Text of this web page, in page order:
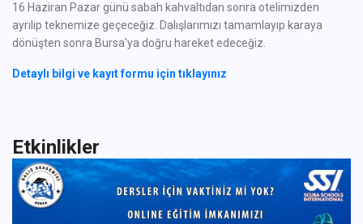
16 Haziran Pazar günü sabah kahvaltıdan sonra otelimizden
ayrılıp teknemize geçeceğiz. Dalışlarımızı tamamlayıp karaya
dönüşten sonra Bursa'ya doğru hareket edeceğiz.
Detaylı bilgi ve kayıt formu için tıklayınız
Etkinlikler